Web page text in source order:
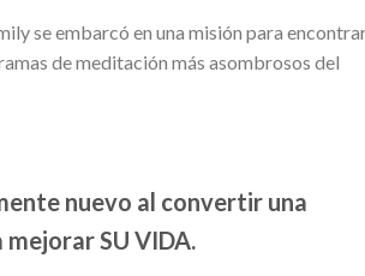
se embarcó en una misión para
de meditación más asombrosos del
nuevo al convertir una
SU VIDA.